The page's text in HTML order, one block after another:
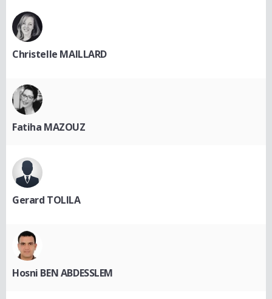
Christelle MAILLARD
Fatiha MAZOUZ
Gerard TOLILA
Hosni BEN ABDESSLEM